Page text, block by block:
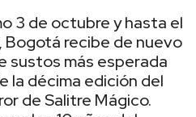
3 de octubre y hasta el
Bogotá recibe de nuevo
sustos más esperada
la décima edición del
de Salitre Mágico.